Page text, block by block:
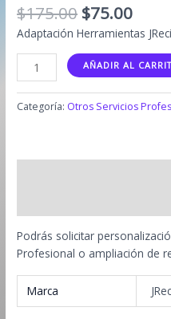
$175.00 El
precio
era:
$175.00.
$75.00El
actual
es:
Adaptación Herramientas
Servicio
de
Adaptación
de
AÑADIR AL
Categoría: Otros Servicios
Podrás solicitar
Profesional o ampliación de
Marca